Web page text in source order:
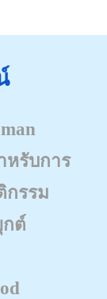
หรับการ
กรรม
กต์